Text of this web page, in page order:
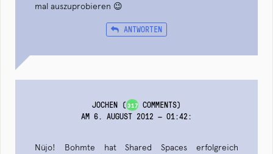
mal auszuprobieren 😉
ANTWORTEN
JOCHEN (317COMMENTS)
AM 6. AUGUST 2012 — 01:42:
Nüjo! Bohmte hat Shared Spaces erfolgreich